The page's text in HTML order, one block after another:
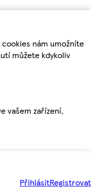
nám umožníte
můžete kdykoliv
vašem zařízení,
PřihlásitRegistrovat